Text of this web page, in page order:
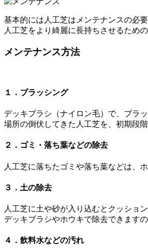
基本的には人工芝はメンテナンスの必要
人工芝をより綺麗に長持ちさせるため
メンテナンス方法
１．ブラッシング
デッキブラシ（ナイロン毛）で、ブラ
場所の倒伏してきた人工芝を、初期段
２．ゴミ・落ち葉などの除去
人工芝に落ちたゴミや落ち葉などは、
３．土の除去
人工芝に土や砂が入り込むとクッショ
デッキブラシやホウキで除去できます
４．飲料水などの汚れ